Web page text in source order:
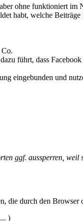
ohne funktioniert im
habt, welche
Co.
führt, dass
eingebunden und
ggf. aussperren,
die durch den
)